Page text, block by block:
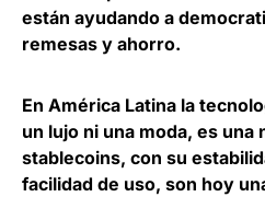
están ayudando a
remesas y ahorro.
En América Latina la
un lujo ni una moda, es una
stablecoins, con su
facilidad de uso, son hoy